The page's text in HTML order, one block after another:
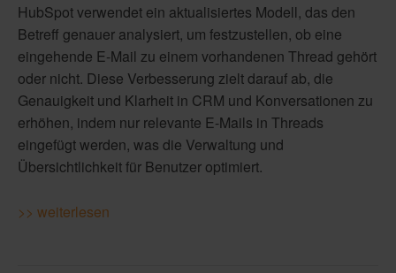
HubSpot verwendet ein aktualisiertes Modell, das den
Betreff genauer analysiert, um festzustellen, ob eine
eingehende E-Mail zu einem vorhandenen Thread gehört
oder nicht. Diese Verbesserung zielt darauf ab, die
Genauigkeit und Klarheit in CRM und Konversationen zu
erhöhen, indem nur relevante E-Mails in Threads
eingefügt werden, was die Verwaltung und
Übersichtlichkeit für Benutzer optimiert.
>> weiterlesen